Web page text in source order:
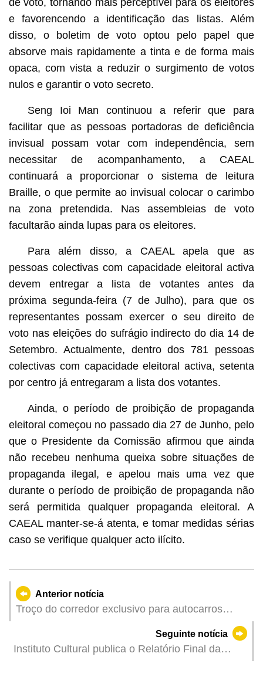
e favorencendo a identificação das listas. Além
disso, o boletim de voto optou pelo papel que
absorve mais rapidamente a tinta e de forma mais
opaca, com vista a reduzir o surgimento de votos
nulos e garantir o voto secreto.
Seng Ioi Man continuou a referir que para
facilitar que as pessoas portadoras de deficiência
invisual possam votar com independência, sem
necessitar de acompanhamento, a CAEAL
continuará a proporcionar o sistema de leitura
Braille, o que permite ao invisual colocar o carimbo
na zona pretendida. Nas assembleias de voto
facultarão ainda lupas para os eleitores.
Para além disso, a CAEAL apela que as
pessoas colectivas com capacidade eleitoral activa
devem entregar a lista de votantes antes da
próxima segunda-feira (7 de Julho), para que os
representantes possam exercer o seu direito de
voto nas eleições do sufrágio indirecto do dia 14 de
Setembro. Actualmente, dentro dos 781 pessoas
colectivas com capacidade eleitoral activa, setenta
por centro já entregaram a lista dos votantes.
Ainda, o período de proibição de propaganda
eleitoral começou no passado dia 27 de Junho, pelo
que o Presidente da Comissão afirmou que ainda
não recebeu nenhuma queixa sobre situações de
propaganda ilegal, e apelou mais uma vez que
durante o período de proibição de propaganda não
será permitida qualquer propaganda eleitoral. A
CAEAL manter-se-á atenta, e tomar medidas sérias
caso se verifique qualquer acto ilícito.
Anterior notícia
Troço do corredor exclusivo para autocarros
serviço a partir de 5 de Julho Apelo à atenção
dos condutores
Seguinte notícia
Instituto Cultural publica o Relatório Final da